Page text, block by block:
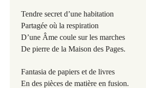
Tendre secret d’une habitation
Partagée où la respiration
D’une Âme coule sur les marches
De pierre de la Maison des Pages.
Fantasia de papiers et de livres
En des pièces de matière en fusion.